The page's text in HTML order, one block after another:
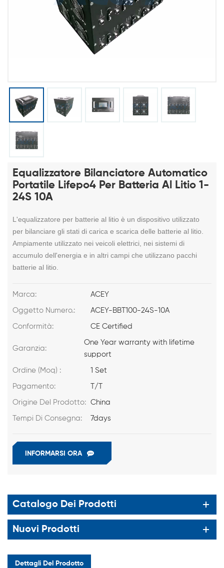
Equalizzatore Bilanciatore Automatico
Portatile Lifepo4 Per Batteria Al Litio 1-
24S 10A
L'equalizzatore per batterie al litio è un dispositivo utilizzato
per bilanciare gli stati di carica e scarica delle batterie al litio.
Ampiamente utilizzato nei veicoli elettrici, nei sistemi di
accumulo dell'energia e in altri campi che utilizzano pacchi
batterie al litio.
Marca: ACEY
Oggetto Numero.: ACEY-BBT100-24S-10A
Conformità: CE Certified
Garanzia:
One Year warranty with lifetime
support
Ordine (Moq) : 1 Set
Pagamento: T/T
Origine Del Prodotto: China
Tempi Di Consegna: 7days
INFORMARSI ORA
Catalogo Dei Prodotti
Nuovi Prodotti
Dettagli Del Prodotto